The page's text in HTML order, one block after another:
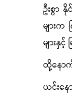
ဦးစွာ
များ
များ
ထို့နော
ယင်းန